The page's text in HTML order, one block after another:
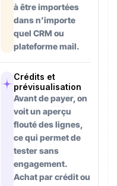
à être importées
dans n’importe
quel CRM ou
plateforme mail.
Crédits et
prévisualisation
Avant de payer, on
voit un aperçu
flouté des lignes,
ce qui permet de
tester sans
engagement.
Achat par crédit ou